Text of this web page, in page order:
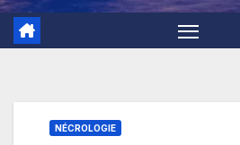
NÉCROLOGIE